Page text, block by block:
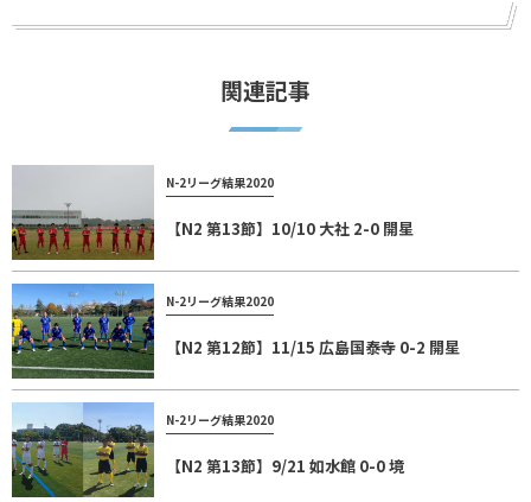
関連記事
N-2リーグ結果2020
【N2 第13節】10/10 大社 2-0 開星
N-2リーグ結果2020
【N2 第12節】11/15 広島国泰寺 0-2 開星
N-2リーグ結果2020
【N2 第13節】9/21 如水館 0-0 境